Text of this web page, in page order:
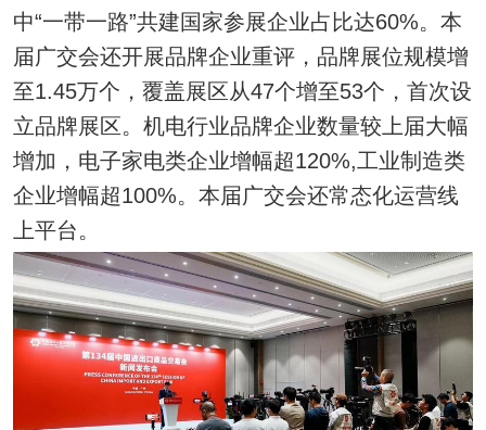
中“一带一路”共建国家参展企业占比达60%。本
届广交会还开展品牌企业重评，品牌展位规模增
至1.45万个，覆盖展区从47个增至53个，首次设
立品牌展区。机电行业品牌企业数量较上届大幅
增加，电子家电类企业增幅超120%,工业制造类
企业增幅超100%。本届广交会还常态化运营线
上平台。